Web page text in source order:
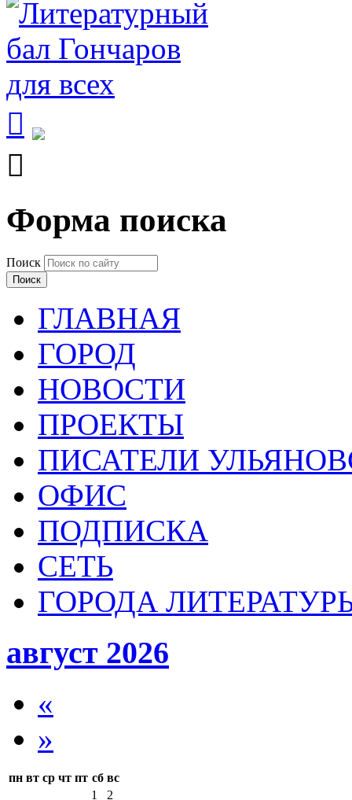


Форма поиска
Поиск
ГЛАВНАЯ
ГОРОД
НОВОСТИ
ПРОЕКТЫ
ПИСАТЕЛИ
ОФИС
ПОДПИСКА
СЕТЬ
ГОРОДА
август 2026
«
»
пн вт ср чт пт сб вс
1
2